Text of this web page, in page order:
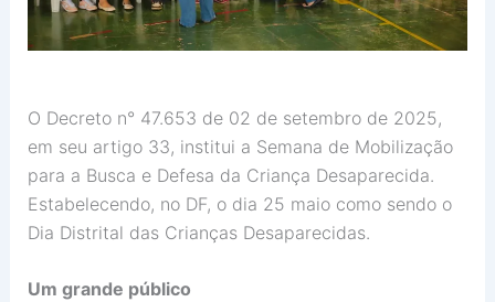
O Decreto n° 47.653 de 02 de setembro de 2025,
em seu artigo 33, institui a Semana de Mobilização
para a Busca e Defesa da Criança Desaparecida.
Estabelecendo, no DF, o dia 25 maio como sendo o
Dia Distrital das Crianças Desaparecidas.
Um grande público